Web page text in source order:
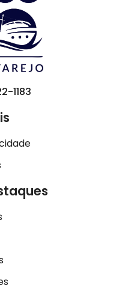
1183